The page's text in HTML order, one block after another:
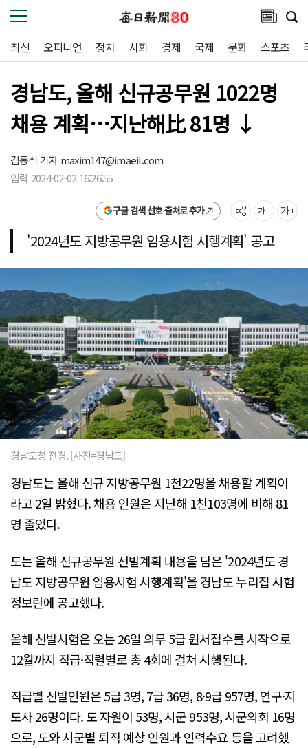
최신 오피니언 정치 사회 경제 국제 문화 스포츠
경남도, 올해 신규공무원 1022명
채용 계획…지난해比 81명 ↓
김동식 기자maxim147@imaeil.com
입력 2024-02-02 16:26:55
구글 검색 선호 출처로 추가
'2024년도 지방공무원 임용시험 시행계획' 공고
경남도청 전경. [사진=경남도]
경남도는 올해 신규 지방공무원 1천22명을 채용할 계획이
라고 2일 밝혔다. 채용 인원은 지난해 1천103명에 비해 81
명 줄었다.
도는 올해 신규공무원 선발계획 내용을 담은 '2024년도 경
남도 지방공무원 임용시험 시행계획'을 경남도 누리집 시험
정보란에 공고했다.
올해 선발시험은 오는 26일 의무 5급 원서접수를 시작으로
12월까지 직급·직렬별로 총 4회에 걸쳐 시행된다.
직급별 선발인원은 5급 3명, 7급 36명, 8·9급 957명, 연구·지
도사 26명이다. 도 자원이 53명, 시군 953명, 시군의회 16명
으로, 도와 시군별 퇴직 예상 인원과 인력수요 등을 고려했